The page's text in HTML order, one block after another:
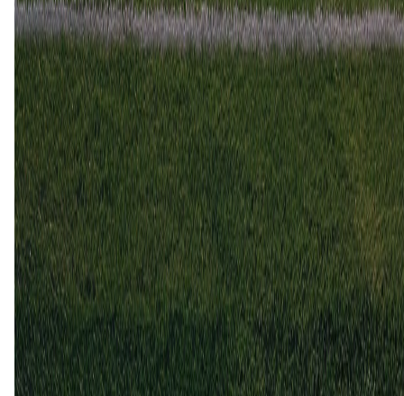
Real Oviedo
12
3 nov 2024
Real Oviedo
Burgos CF
31
17 feb 2024
Real Oviedo
Burgos CF
50
26 aug2023
Burgos CF
Real Oviedo
1
0
12 feb 2023